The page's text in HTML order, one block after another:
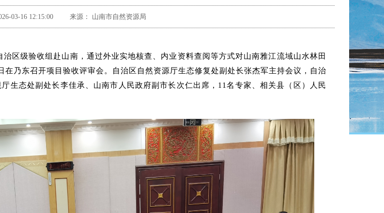
03-16 12:15:00 来源： 山南市自然资源局
区级验收组赴山南，通过外业实地核查、内业资料查阅等方式对山南雅江流域山水林田
乃东召开项目验收评审会。自治区自然资源厅生态修复处副处长张杰军主持会议，自治
生态处副处长李佳承、山南市人民政府副市长次仁出席，11名专家、相关县（区）人民